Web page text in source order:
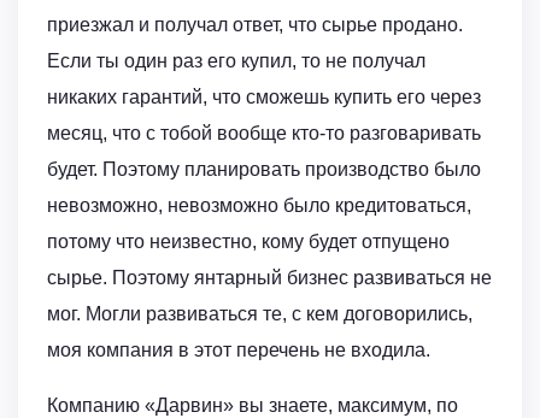
приезжал и получал ответ, что сырье продано.
Если ты один раз его купил, то не получал
никаких гарантий, что сможешь купить его через
месяц, что с тобой вообще кто-то разговаривать
будет. Поэтому планировать производство было
невозможно, невозможно было кредитоваться,
потому что неизвестно, кому будет отпущено
сырье. Поэтому янтарный бизнес развиваться не
мог. Могли развиваться те, с кем договорились,
моя компания в этот перечень не входила.
Компанию «Дарвин» вы знаете, максимум, по